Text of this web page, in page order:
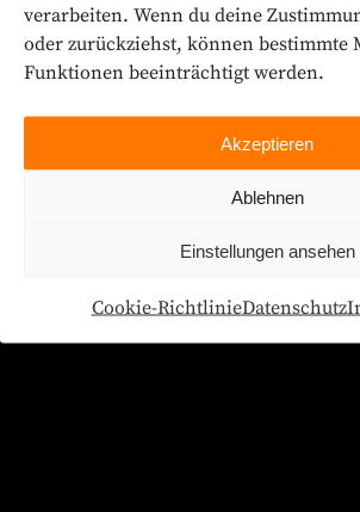
verarbeiten. Wenn du deine
oder zurückziehst, können bestimmte
Funktionen beeinträchtigt werden.
Akzeptieren
Ablehnen
Einstellungen ansehen
Cookie-RichtlinieDatenschutz